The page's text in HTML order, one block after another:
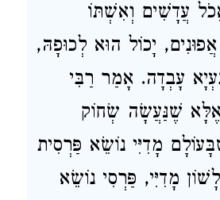
עֲדָשִׁים וְאִשְׁתּוֹ
יָכוֹל הוּא לְכוּפָהּ,
עָבְדָה. אָמַר רַבִּי
אֶלָּא שֶׁנַּעֲשָׂה שְׂחוֹק
מָדִיִּי נוֹשֵׂא פַּרְסִית
מָדִיִּי, פַּרְסִי נוֹשֵׂא